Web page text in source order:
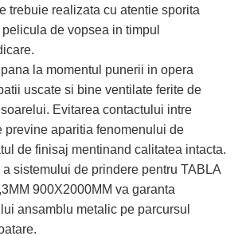
trebuie realizata cu atentie sporita
de vopsea in timpul
la momentul punerii in opera
uscate si bine ventilate ferite de
Evitarea contactului intre
previne aparitia fenomenului de
de finisaj mentinand calitatea intacta.
sistemului de prindere pentru TABLA
900X2000MM va garanta
ansamblu metalic pe parcursul